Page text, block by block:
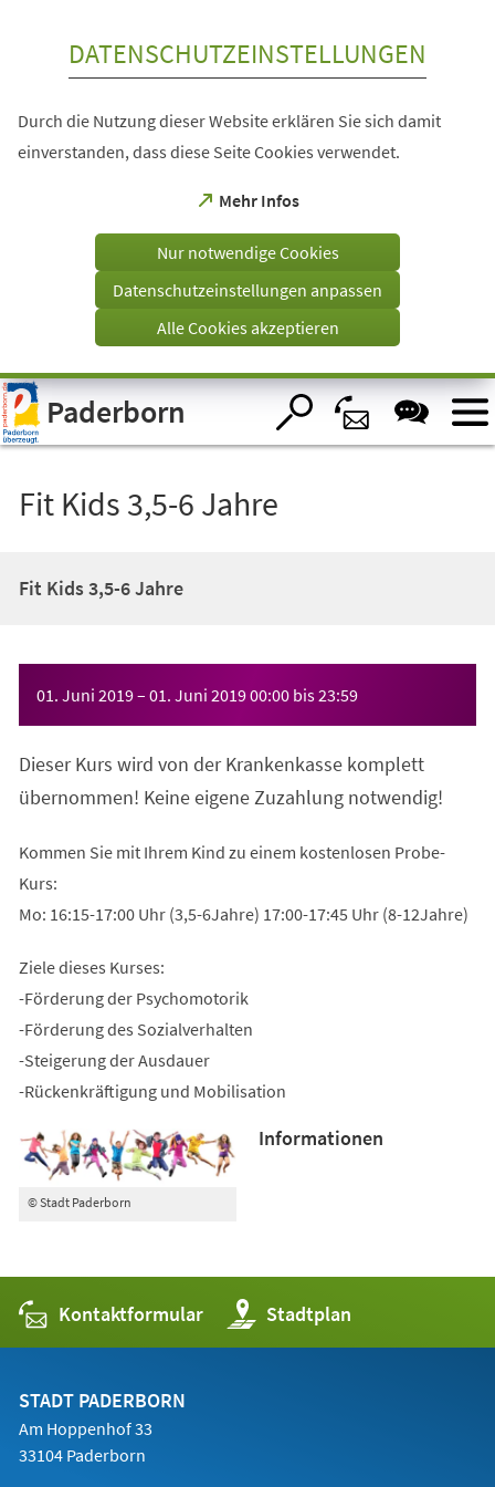
Visuelle
Assistenzsoftware
öffnen.
DATENSCHUTZEINSTELLUNGEN
Durch die Nutzung dieser Website erklären Sie sich damit
einverstanden, dass diese Seite Cookies verwendet.
Mehr Infos
(Öffnet
einem
Tab)
Nur notwendige Cookies
Datenschutzeinstellungen anpassen
Alle Cookies akzeptieren
Paderborn
Fit Kids 3,5-6 Jahre
Fit Kids 3,5-6 Jahre
01. Juni 2019– 01. Juni 201900:00 bis23:59
Dieser Kurs wird von der Krankenkasse komplett
übernommen! Keine eigene Zuzahlung notwendig!
Kommen Sie mit Ihrem Kind zu einem kostenlosen Probe-
Kurs:
Mo: 16:15-17:00 Uhr (3,5-6Jahre) 17:00-17:45 Uhr (8-12Jahre)
Ziele dieses Kurses:
-Förderung der Psychomotorik
-Förderung des Sozialverhalten
-Steigerung der Ausdauer
-Rückenkräftigung und Mobilisation
© Stadt Paderborn
Informationen
Kontaktformular Stadtplan
(Öffnet
in
einem
STADT PADERBORN
Am Hoppenhof 33
33104 Paderborn